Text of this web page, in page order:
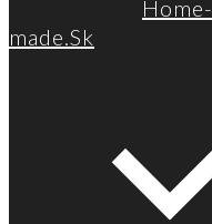
Home-
made.Sk